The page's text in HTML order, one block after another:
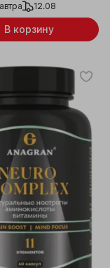
12.08
В корзину